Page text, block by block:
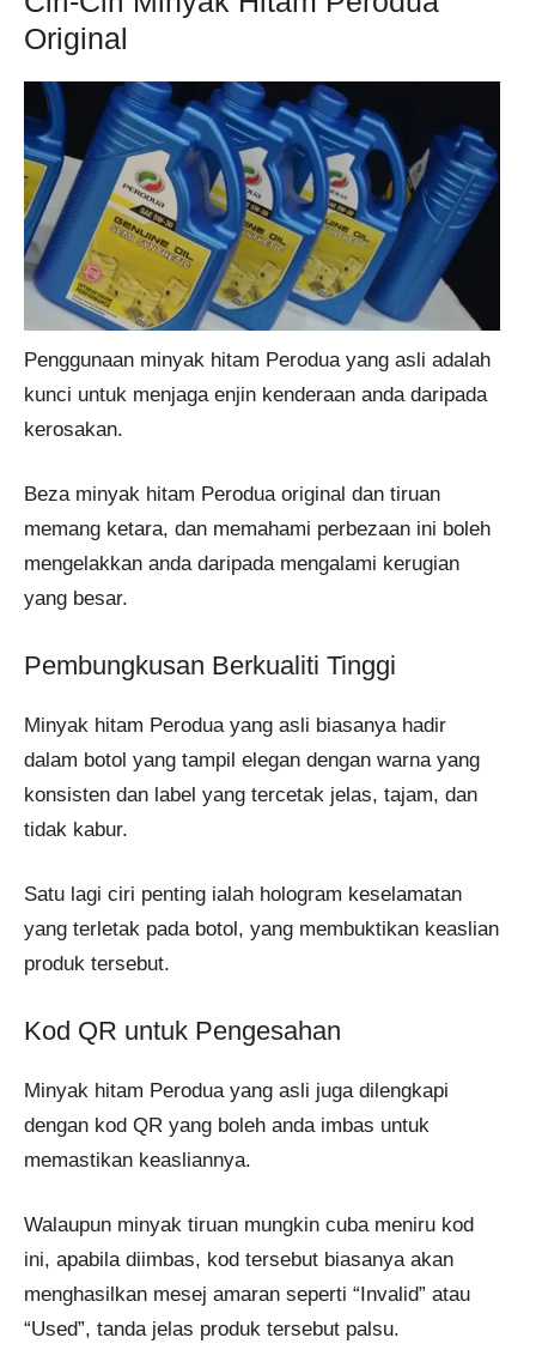
Original
Penggunaan minyak hitam Perodua yang asli adalah
kunci untuk menjaga enjin kenderaan anda daripada
kerosakan.
Beza minyak hitam Perodua original dan tiruan
memang ketara, dan memahami perbezaan ini boleh
mengelakkan anda daripada mengalami kerugian
yang besar.
Pembungkusan Berkualiti Tinggi
Minyak hitam Perodua yang asli biasanya hadir
dalam botol yang tampil elegan dengan warna yang
konsisten dan label yang tercetak jelas, tajam, dan
tidak kabur.
Satu lagi ciri penting ialah hologram keselamatan
yang terletak pada botol, yang membuktikan keaslian
produk tersebut.
Kod QR untuk Pengesahan
Minyak hitam Perodua yang asli juga dilengkapi
dengan kod QR yang boleh anda imbas untuk
memastikan keasliannya.
Walaupun minyak tiruan mungkin cuba meniru kod
ini, apabila diimbas, kod tersebut biasanya akan
menghasilkan mesej amaran seperti “Invalid” atau
“Used”, tanda jelas produk tersebut palsu.